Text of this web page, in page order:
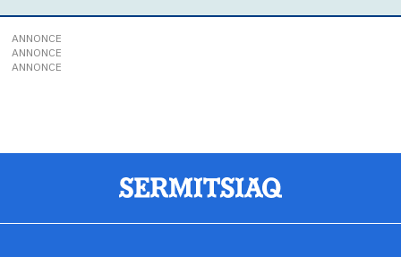
ANNONCE
ANNONCE
ANNONCE